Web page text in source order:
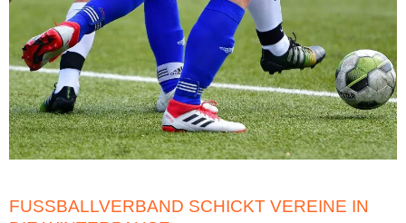
FUSSBALLVERBAND SCHICKT VEREINE IN D